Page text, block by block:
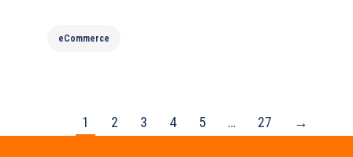
eCommerce
1 2 3 4 5 … 27 →